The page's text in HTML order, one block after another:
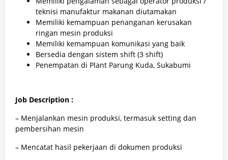
teknisi manufaktur makanan diutamakan
Memiliki kemampuan penanganan kerusakan
ringan mesin produksi
Memiliki kemampuan komunikasi yang baik
Bersedia dengan sistem shift (3 shift)
Penempatan di Plant Parung Kuda, Sukabumi
Job Description :
– Menjalankan mesin produksi, termasuk setting dan
pembersihan mesin
– Mencatat hasil pekerjaan di dokumen produksi